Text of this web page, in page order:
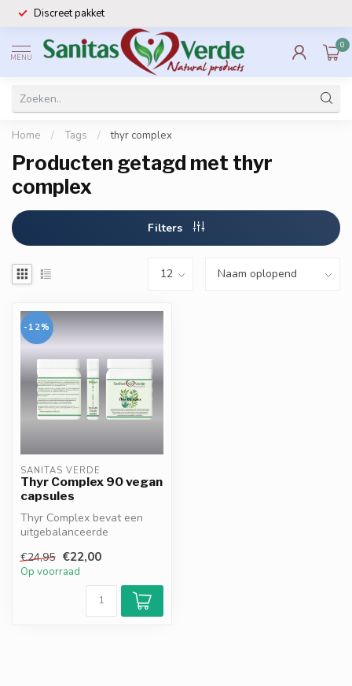
Discreet pakket
MENU
0
Home / Tags / thyr complex
Producten getagd met thyr
complex
Filters
-12%
SANITAS VERDE
Thyr Complex 90 vegan
capsules
Thyr Complex bevat een
uitgebalanceerde
celzouten ter o...
€24,95 €22,00
Op voorraad